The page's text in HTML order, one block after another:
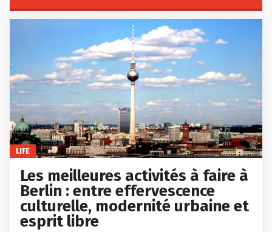
LIFE
Les meilleures activités à faire à
Berlin : entre effervescence
culturelle, modernité urbaine et
esprit libre